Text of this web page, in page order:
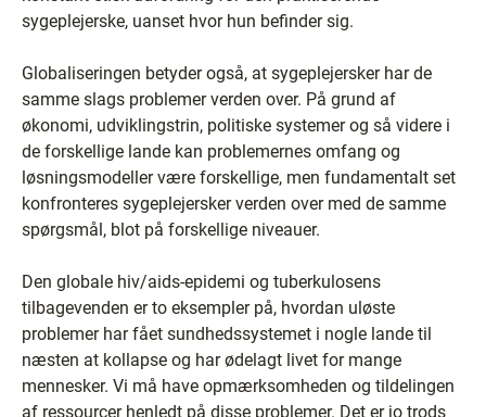
sygeplejerske, uanset hvor hun befinder sig.
Globaliseringen betyder også, at sygeplejersker har de
samme slags problemer verden over. På grund af
økonomi, udviklingstrin, politiske systemer og så videre i
de forskellige lande kan problemernes omfang og
løsningsmodeller være forskellige, men fundamentalt set
konfronteres sygeplejersker verden over med de samme
spørgsmål, blot på forskellige niveauer.
Den globale hiv/aids-epidemi og tuberkulosens
tilbagevenden er to eksempler på, hvordan uløste
problemer har fået sundhedssystemet i nogle lande til
næsten at kollapse og har ødelagt livet for mange
mennesker. Vi må have opmærksomheden og tildelingen
af ressourcer henledt på disse problemer. Det er jo trods